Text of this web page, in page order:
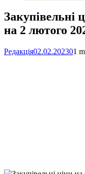
Закупівельні
на 2 лютого
Редакція02.02.202301
Link
Print